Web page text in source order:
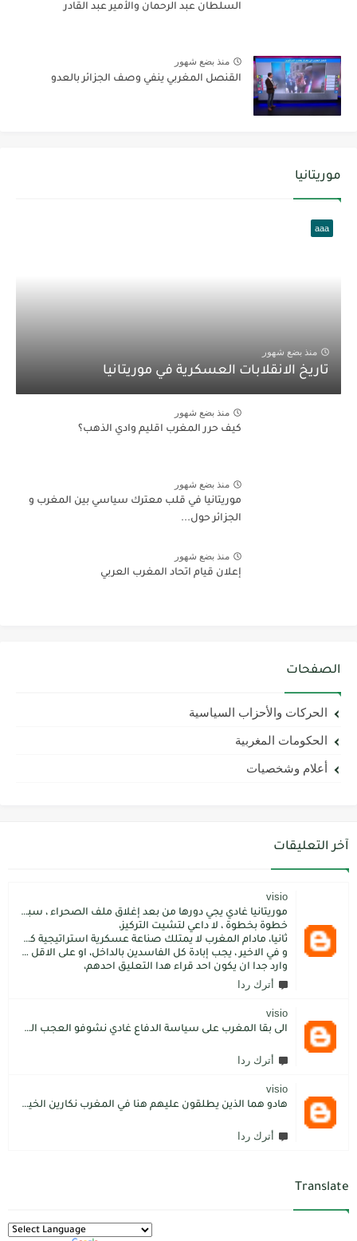
السلطان عبد الرحمان والأمير عبد القادر
منذ بضع شهور
القنصل المغربي ينفي وصف الجزائر بالعدو
موريتانيا
aaa
منذ بضع شهور
تاريخ الانقلابات العسكرية في موريتانيا
منذ بضع شهور
كيف حرر المغرب اقليم وادي الذهب؟
منذ بضع شهور
موريتانيا في قلب معترك سياسي بين المغرب و
الجزائر حول...
منذ بضع شهور
إعلان قيام اتحاد المغرب العربي
الصفحات
الحركات والأحزاب السياسية
الحكومات المغربية
أعلام وشخصيات
آخر التعليقات
visio
موريتانيا غادي يجي دورها من بعد إغلاق ملف الصحراء ، سبتة مليلية و الجزر،
خطوة بخطوة ، لا داعي لتشيت التركيز،
ثانيا، مادام المغرب لا يمتلك صناعة عسكرية استراتيجية كما فعل الاتراك فسيبقى داءما محل اطماع الغير،
و في الاخير ، يجب إبادة كل الفاسدين بالداخل، او على الاقل كما فعل محمد بن سلمان: قم بتسليم الاموال المنهوبة او المشنقة(حرفيا)، فقط هم بضعة آلاف ليسوا كُثر.
وارد جدا ان يكون احد قراء هدا التعليق احدهم،
أترك ردا
visio
الى بقا المغرب على سياسة الدفاع غادي نشوفو العجب المعجب من دولة الكبرانات.. دولة ما عندها تاريخ كاتسرق تراتنا ، اراضبنا و تاريخنا و حنا جالسين كانتسناو في الامم المتحدة تعطينا حل و الواقع هو كل عام مشكلتنا كاتعقد مع دولة الشر.. فرنسا اكبر شيطان من مازال حطا صبعها في شمال افريقيا، كانزيدو مشكل على مشكل اللهم كبرها تصغار .. الانسان هو لي يموت على ولادو و على ارضو
أترك ردا
visio
هادو هما الذين يطلقون عليهم هنا في المغرب نكارين الخير.كما يقول المثل المغربي دير الخير في الرجال تلقاه لاديرو فالشماتة راه يتوضر .لكن الخير دائما يعلو على الشر./.
أترك ردا
Translate